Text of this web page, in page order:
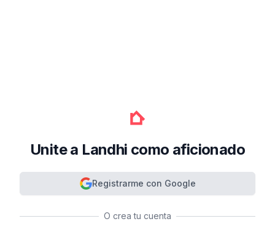
Unite a Landhi como aficionado
Registrarme con Google
O crea tu cuenta